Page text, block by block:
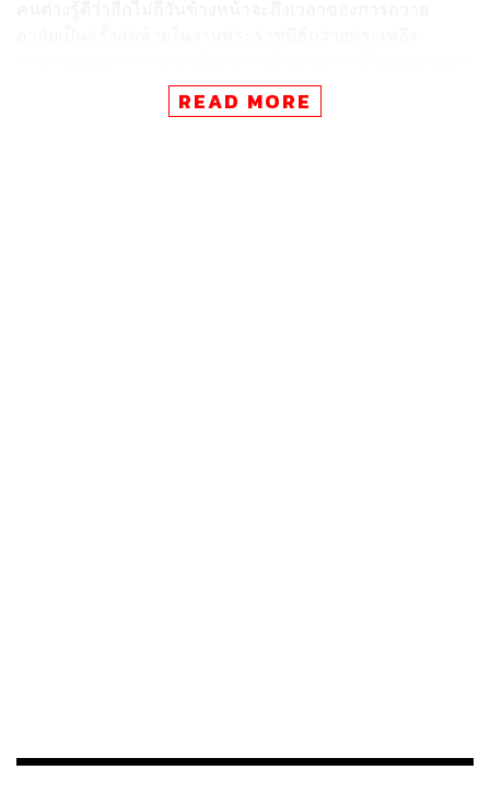
บรมนาถบพิตร ระหว่างวันที่ 25-29 ตุลาคม 2560 ณ พระ
เมรุมาศ มณฑลพิธีท้องสนามหลวง
READ MORE